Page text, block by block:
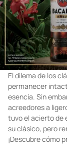
El dilema de los
permanecer
esencia. Sin
acreedores a
tuvo el acierto de
su clásico, pero
¡Descubre cómo